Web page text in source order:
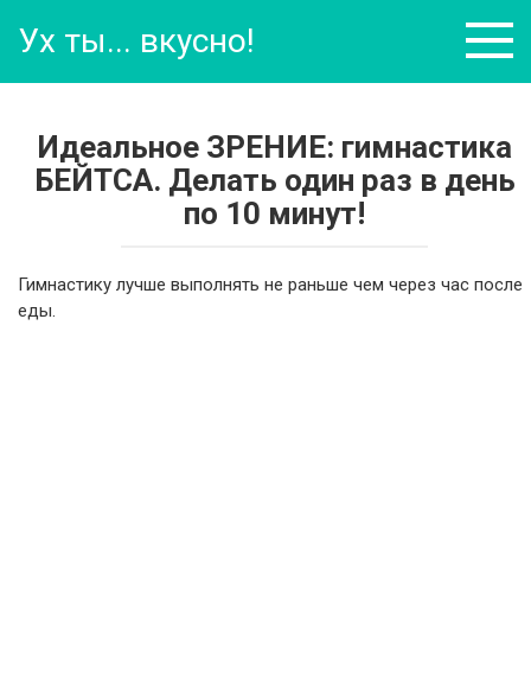
Ух ты... вкусно!
Идеальное ЗРЕНИЕ: гимнастика
БЕЙТСА. Делать один раз в день
по 10 минут!
Гимнастику лучше выполнять не раньше чем через час после
еды.